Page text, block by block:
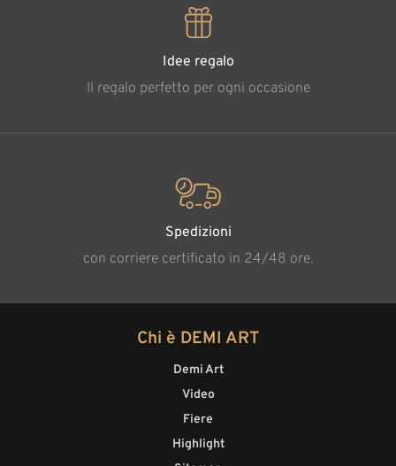
Idee regalo
Il regalo perfetto per ogni occasione
Spedizioni
con corriere certificato in 24/48 ore.
Chi è DEMI ART
Demi Art
Video
Fiere
Highlight